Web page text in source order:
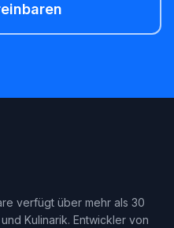
verfügt über mehr als 30
Kulinarik. Entwickler von